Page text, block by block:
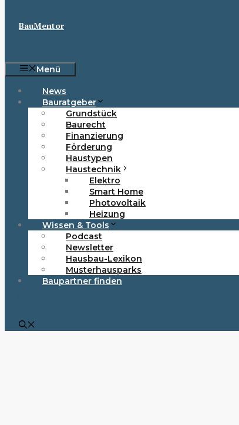
BauMentor
Menü
News
Bauratgeber
Grundstück
Baurecht
Finanzierung
Förderung
Haustypen
Haustechnik
Elektro
Smart Home
Photovoltaik
Heizung
Wissen & Tools
Podcast
Newsletter
Hausbau-Lexikon
Musterhausparks
Baupartner finden